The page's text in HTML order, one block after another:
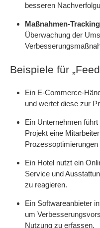
besseren
Maßnahmen-
Überwachung der
Beispiele für
Ein E-Commerce-
und wertet diese zur
Ein Unternehmen
Projekt eine
Prozessoptimierungen
Ein Hotel nutzt ein
Service und
zu reagieren.
Ein Softwareanbieter
um
Nutzung zu erfassen.